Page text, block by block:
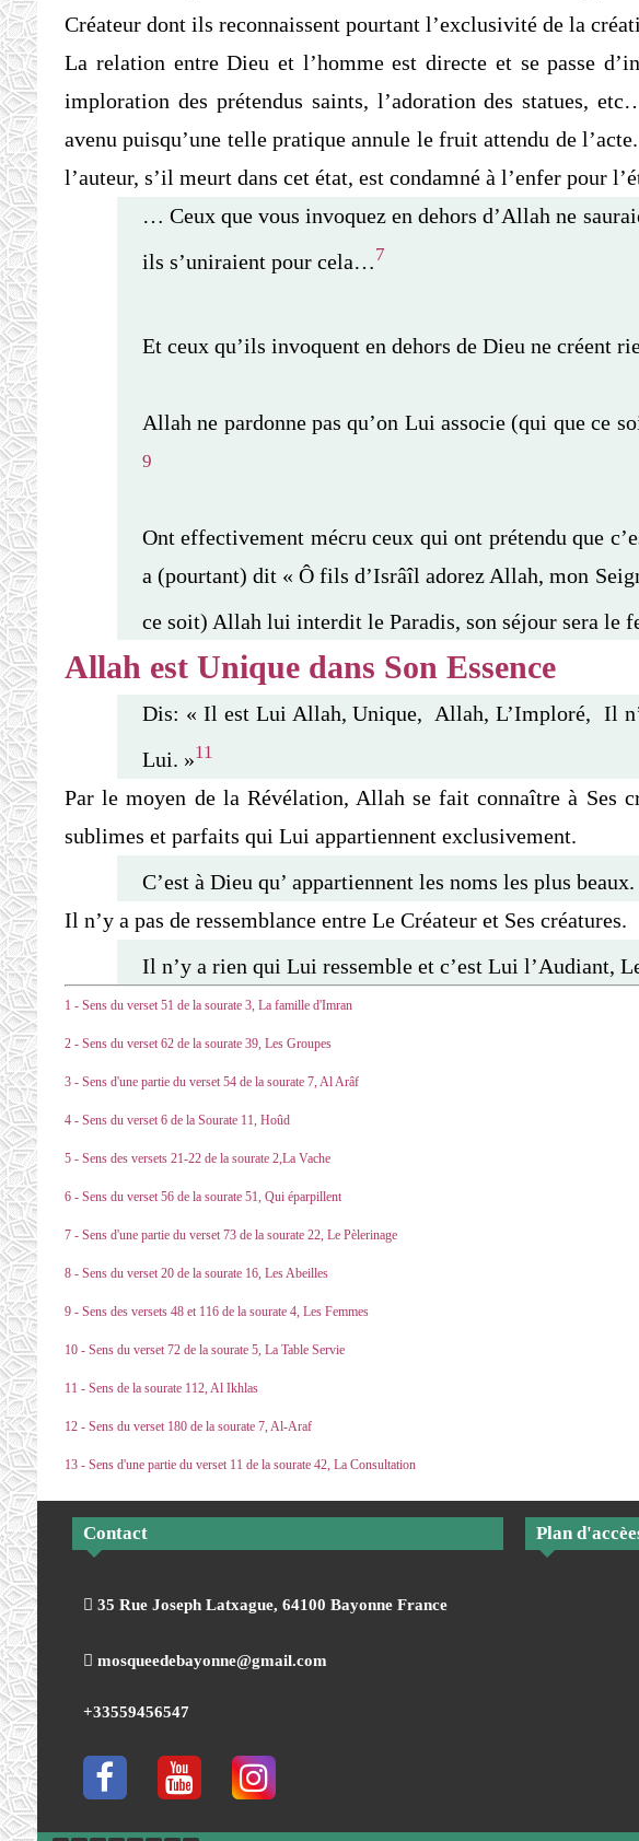
Créateur dont ils reconnaissent pourtant l’exclusivité de la
La relation entre Dieu et l’homme est directe et se passe
imploration des prétendus saints, l’adoration des statues,
avenu puisqu’une telle pratique annule le fruit attendu de
l’auteur, s’il meurt dans cet état, est condamné à l’enfer pour
… Ceux que vous invoquez en dehors d’Allah ne
ils s’uniraient pour cela…7
Et ceux qu’ils invoquent en dehors de Dieu ne créent
Allah ne pardonne pas qu’on Lui associe (qui que ce
9
Ont effectivement mécru ceux qui ont prétendu que
a (pourtant) dit « Ô fils d’Isrâîl adorez Allah, mon
ce soit) Allah lui interdit le Paradis, son séjour sera le
Allah est Unique dans Son Essence
Dis: « Il est Lui Allah, Unique, Allah, L’Imploré, Il
Lui. »11
Par le moyen de la Révélation, Allah se fait connaître à Ses
sublimes et parfaits qui Lui appartiennent exclusivement.
C’est à Dieu qu’ appartiennent les noms les plus
Il n’y a pas de ressemblance entre Le Créateur et Ses créatures.
Il n’y a rien qui Lui ressemble et c’est Lui l’Audiant,
1 - Sens du verset 51 de la sourate 3, La famille d'Imran
2 - Sens du verset 62 de la sourate 39, Les Groupes
3 - Sens d'une partie du verset 54 de la sourate 7, Al Arâf
4 - Sens du verset 6 de la Sourate 11, Hoûd
5 - Sens des versets 21-22 de la sourate 2,La Vache
6 - Sens du verset 56 de la sourate 51, Qui éparpillent
7 - Sens d'une partie du verset 73 de la sourate 22, Le Pèlerinage
8 - Sens du verset 20 de la sourate 16, Les Abeilles
9 - Sens des versets 48 et 116 de la sourate 4, Les Femmes
10 - Sens du verset 72 de la sourate 5, La Table Servie
11 - Sens de la sourate 112, Al Ikhlas
12 - Sens du verset 180 de la sourate 7, Al-Araf
13 - Sens d'une partie du verset 11 de la sourate 42, La Consultation
Contact
35 Rue Joseph Latxague, 64100 Bayonne France
mosqueedebayonne@gmail.com
+33559456547
Plan